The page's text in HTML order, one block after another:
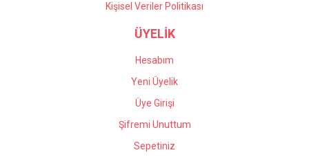
Kişisel Veriler Politikası
ÜYELİK
Hesabım
Yeni Üyelik
Üye Girişi
Şifremi Unuttum
Sepetiniz